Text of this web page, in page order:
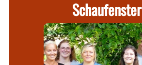
Schaufenster